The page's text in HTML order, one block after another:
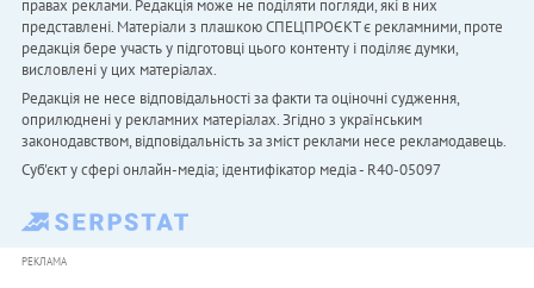
правах реклами. Редакція може не поділяти погляди, які в них
представлені. Матеріали з плашкою СПЕЦПРОЄКТ є рекламними, проте
редакція бере участь у підготовці цього контенту і поділяє думки,
висловлені у цих матеріалах.
Редакція не несе відповідальності за факти та оціночні судження,
оприлюднені у рекламних матеріалах. Згідно з українським
законодавством, відповідальність за зміст реклами несе рекламодавець.
Cуб'єкт у сфері онлайн-медіа; ідентифікатор медіа - R40-05097
РЕКЛАМА